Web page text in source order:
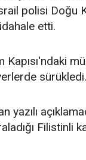
polisi Doğu
etti.
sürükledi.
yazılı
Filistinli